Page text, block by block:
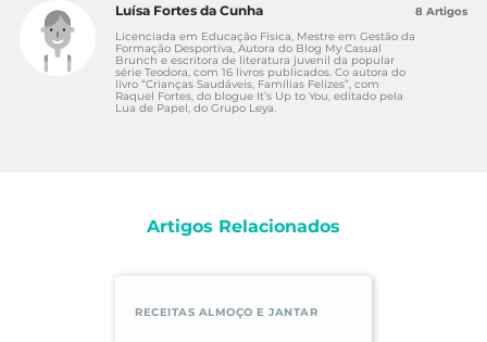
Luísa Fortes da Cunha
Licenciada em Educação Física, Mestre em Gestão da
Formação Desportiva, Autora do Blog My Casual
Brunch e escritora de literatura juvenil da popular
série Teodora, com 16 livros publicados. Co autora do
livro “Crianças Saudáveis, Famílias Felizes”, com
Raquel Fortes, do blogue It’s Up to You, editado pela
Lua de Papel, do Grupo Leya.
8 Artigos
Artigos Relacionados
RECEITAS ALMOÇO E JANTAR